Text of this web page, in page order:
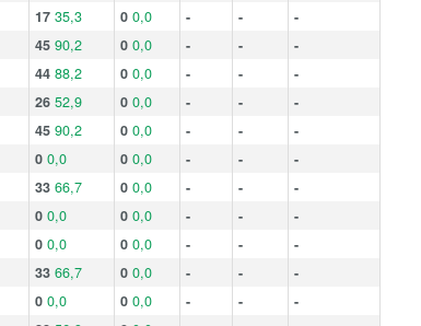
17 35,3 0 0,0 - -
-
45 90,2 0 0,0 - -
-
44 88,2 0 0,0 - -
-
26 52,9 0 0,0 - -
-
45 90,2 0 0,0 - -
-
0 0,0 0 0,0 - -
-
33 66,7 0 0,0 - -
-
0 0,0 0 0,0 - -
-
0 0,0 0 0,0 - -
-
33 66,7 0 0,0 - -
-
0 0,0 0 0,0 - -
-